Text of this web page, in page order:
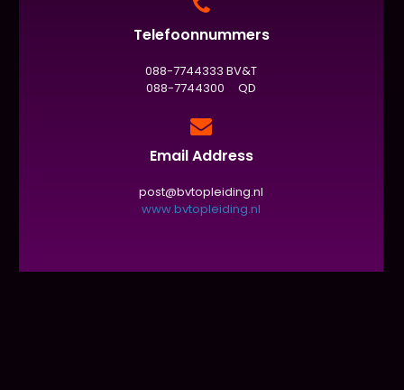
Telefoonnummers
088-7744333 BV&T
088-7744300 QD
Email Address
post@bvtopleiding.nl
www.bvtopleiding.nl